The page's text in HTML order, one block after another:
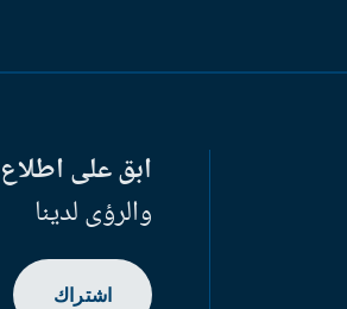
ابق على اطلاع
والرؤى لدينا
اشتراك